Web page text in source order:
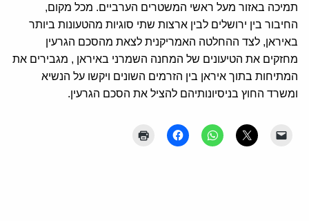
תמיכה באזור מעל ראשי המשטרים הערביים. מכל מקום,
החיבור בין ירושלים לבין ארצות שתי סוגיות מהטעונות ביותר
באיראן, לצד ההחלטה האמריקנית לצאת מהסכם הגרעין
מחזקים את הטיעונים של המחנה השמרני באיראן , מגבירים את
המתיחות בתוך איראן בין הזרמים השונים ויקשו על הנשיא
ומשרד החוץ בניסיונותיהם להציל את הסכם הגרעין.